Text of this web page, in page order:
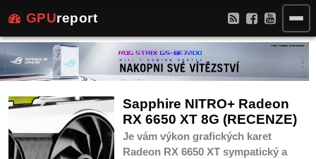
GPUreport
Sapphire NITRO+ Radeon
RX 6650 XT 8G (RECENZE)
Je vám výkon grafických karet
Radeon RX 6650 XT sympatický a